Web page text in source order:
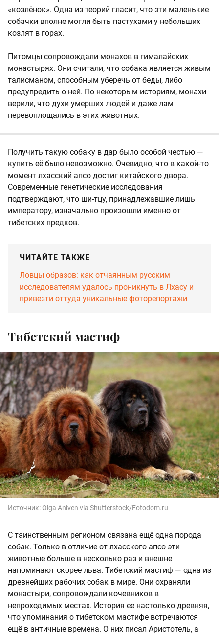
«козлёнок». Одна из теорий гласит, что эти маленькие
собачки вполне могли быть пастухами у небольших
козлят в горах.
Питомцы сопровождали монахов в гималайских
монастырях. Они считали, что собака является живым
талисманом, способным уберечь от беды, либо
предупредить о ней. По некоторым историям, монахи
верили, что духи умерших людей и даже лам
перевоплощались в этих животных.
Получить такую собаку в дар было особой честью —
купить её было невозможно. Очевидно, что в какой-то
момент лхасский апсо достиг китайского двора.
Современные генетические исследования
подтверждают, что ши-тцу, принадлежавшие лишь
императору, изначально произошли именно от
тибетских предков.
ЧИТАЙТЕ ТАКЖЕ
Ловцы образов: как отчаянным русским
исследователям удалось проникнуть в Лхасу и
привезти оттуда уникальные фоторепортажи
Тибетский мастиф
Источник: Olga Aniven via Shutterstock/Fotodom.ru
С таинственным регионом связана ещё одна порода
собак. Только в отличие от лхасского апсо эти
животные больше в несколько раз и внешне
напоминают скорее льва. Тибетский мастиф — одна из
древнейших рабочих собак в мире. Они охраняли
монастыри, сопровождали кочевников в
непроходимых местах. История ее настолько древняя,
что упоминания о тибетском мастифе встречаются
ещё в античные времена. О них писал Аристотель, а